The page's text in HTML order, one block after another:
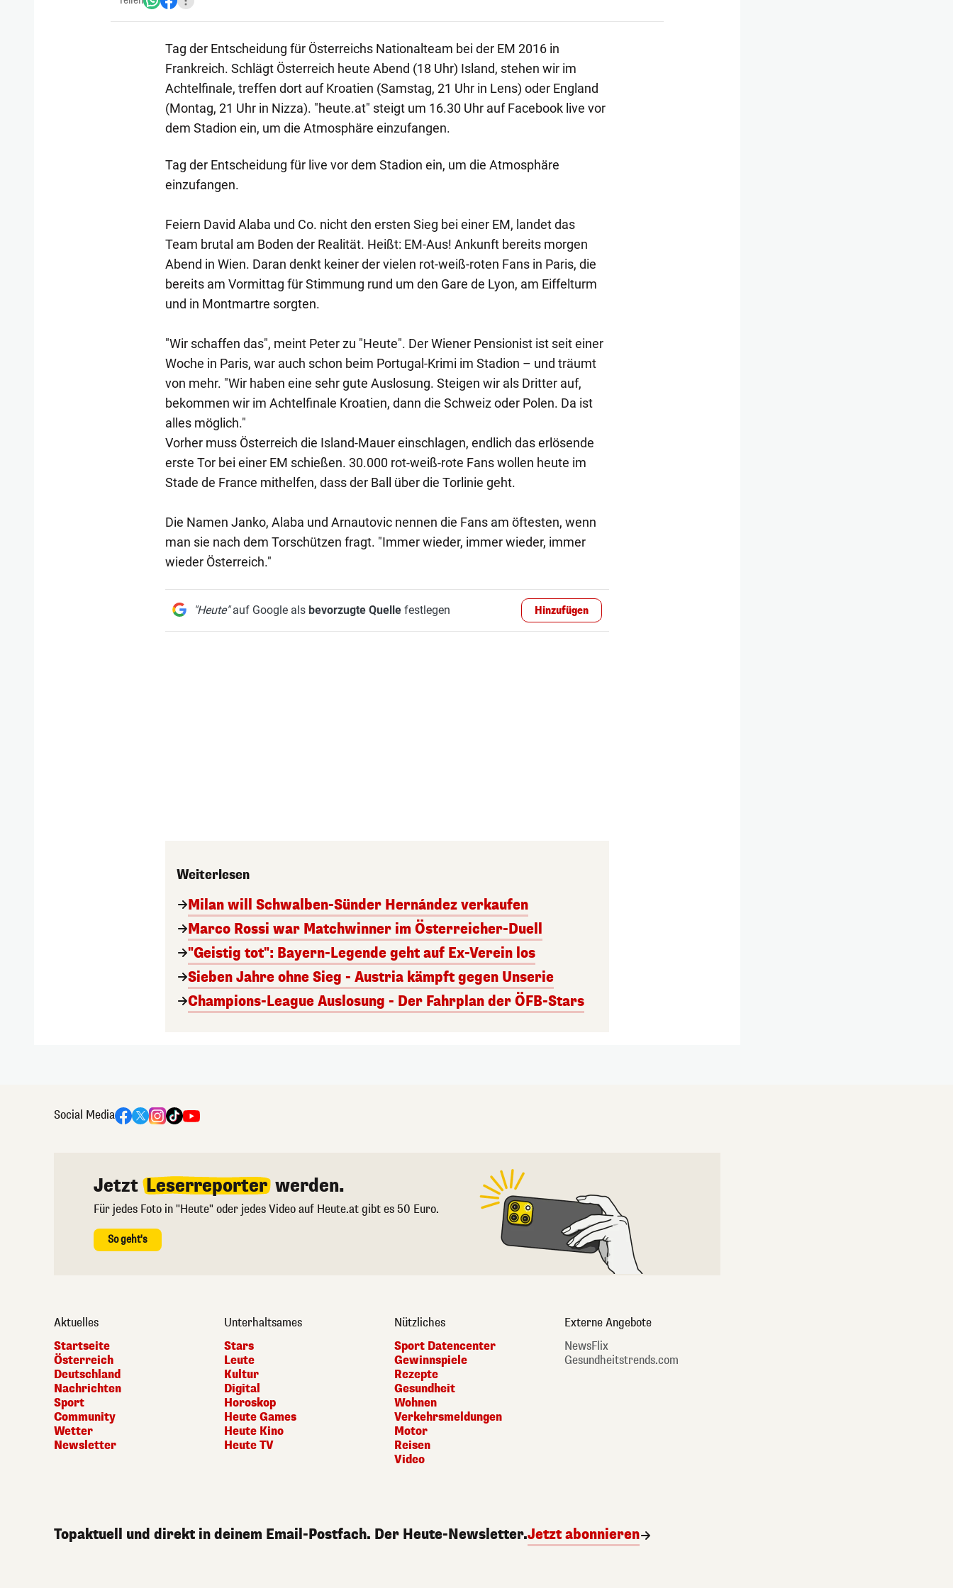
Tag der Entscheidung für Österreichs Nationalteam bei der EM 2016 in
Frankreich. Schlägt Österreich heute Abend (18 Uhr) Island, stehen wir im
Achtelfinale, treffen dort auf Kroatien (Samstag, 21 Uhr in Lens) oder England
(Montag, 21 Uhr in Nizza). "heute.at" steigt um 16.30 Uhr auf Facebook live vor
dem Stadion ein, um die Atmosphäre einzufangen.
Tag der Entscheidung für live vor dem Stadion ein, um die Atmosphäre
einzufangen.
Feiern David Alaba und Co. nicht den ersten Sieg bei einer EM, landet das
Team brutal am Boden der Realität. Heißt: EM-Aus! Ankunft bereits morgen
Abend in Wien. Daran denkt keiner der vielen rot-weiß-roten Fans in Paris, die
bereits am Vormittag für Stimmung rund um den Gare de Lyon, am Eiffelturm
und in Montmartre sorgten.
"Wir schaffen das", meint Peter zu "Heute". Der Wiener Pensionist ist seit einer
Woche in Paris, war auch schon beim Portugal-Krimi im Stadion – und träumt
von mehr. "Wir haben eine sehr gute Auslosung. Steigen wir als Dritter auf,
bekommen wir im Achtelfinale Kroatien, dann die Schweiz oder Polen. Da ist
alles möglich."
Vorher muss Österreich die Island-Mauer einschlagen, endlich das erlösende
erste Tor bei einer EM schießen. 30.000 rot-weiß-rote Fans wollen heute im
Stade de France mithelfen, dass der Ball über die Torlinie geht.
Die Namen Janko, Alaba und Arnautovic nennen die Fans am öftesten, wenn
man sie nach dem Torschützen fragt. "Immer wieder, immer wieder, immer
wieder Österreich."
"Heute"auf Google als bevorzugte Quellefestlegen Hinzufügen
Weiterlesen
Milan will Schwalben-Sünder Hernández verkaufen
Marco Rossi war Matchwinner im Österreicher-Duell
"Geistig tot": Bayern-Legende geht auf Ex-Verein los
Sieben Jahre ohne Sieg - Austria kämpft gegen Unserie
Champions-League Auslosung - Der Fahrplan der ÖFB-Stars
Social Media
Jetzt Leserreporter werden.
Für jedes Foto in "Heute" oder jedes Video auf Heute.at gibt es 50 Euro.
So geht's
Aktuelles
Startseite
Österreich
Deutschland
Nachrichten
Sport
Community
Wetter
Newsletter
Unterhaltsames
Stars
Leute
Kultur
Digital
Horoskop
Heute Games
Heute Kino
Heute TV
Nützliches
Sport Datencenter
Gewinnspiele
Rezepte
Gesundheit
Wohnen
Verkehrsmeldungen
Motor
Reisen
Video
Externe Angebote
NewsFlix
Gesundheitstrends.com
Topaktuell und direkt in deinem Email-Postfach. Der Heute-Newsletter.Jetzt abonnieren